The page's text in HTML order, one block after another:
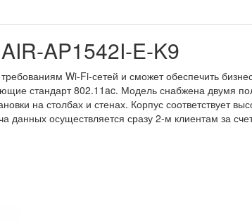
AP1542I-E-K9
Wi-Fi-сетей и сможет обеспечить
стандарт 802.11ac. Модель снабжена двумя
на столбах и стенах. Корпус соответствует
данных осуществляется сразу 2-м клиентам за